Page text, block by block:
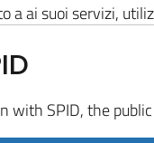
a ai suoi servizi,
with SPID, the